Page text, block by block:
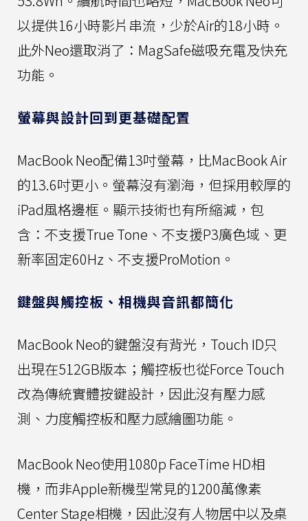
以提供16小時影片串流，少於Air的18小時。
此外Neo還取消了：MagSafe磁吸充電及快充
功能。
螢幕與設計回到更基礎配置
MacBook Neo配備13吋螢幕，比MacBook Air
的13.6吋更小。螢幕沒有瀏海，但採用較厚的
iPad風格邊框。顯示技術也有所縮減，包
含：不支援True Tone、不支援P3廣色域、更
新率固定60Hz、不支援ProMotion。
鍵盤與觸控板、相機與音訊都簡化
MacBook Neo的鍵盤沒有背光，Touch ID只
出現在512GB版本；觸控板也從Force Touch
改為傳統實體按鍵設計，因此沒有壓力感
測、力度觸控板和壓力感繪圖功能。
MacBook Neo使用1080p FaceTime HD相
機，而非Apple新機型常見的1200萬像素
Center Stage相機，因此沒有人物居中以及桌